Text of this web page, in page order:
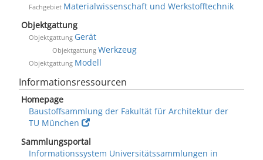
Fachgebiet Materialwissenschaft und Werkstofftechnik
Objektgattung
Objektgattung Gerät
Objektgattung Werkzeug
Objektgattung Modell
Informationsressourcen
Homepage
Baustoffsammlung der Fakultät für Architektur der
TU München
Sammlungsportal
Informationssystem Universitätssammlungen in